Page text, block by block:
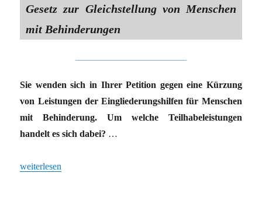
Gesetz zur Gleichstellung von Menschen
mit Behinderungen
Sie wenden sich in Ihrer Petition gegen eine Kürzung
von Leistungen der Eingliederungshilfen für Menschen
mit Behinderung. Um welche Teilhabeleistungen
handelt es sich dabei? …
„Kürzungen sind inakzeptabel“
weiterlesen